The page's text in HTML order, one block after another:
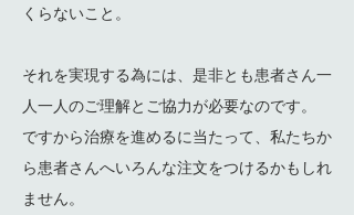
くらないこと。
それを実現する為には、是非とも患者さん一
人一人のご理解とご協力が必要なのです。
ですから治療を進めるに当たって、私たちか
ら患者さんへいろんな注文をつけるかもしれ
ません。